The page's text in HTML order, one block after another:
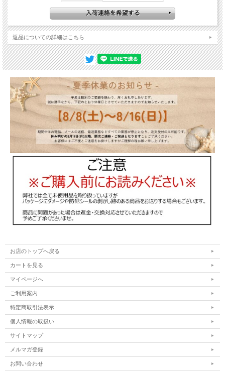
返品についての詳細はこちら
お店のトップへ戻る
カートを見る
マイページへ
ご利用案内
特定商取引法表示
個人情報の取扱い
サイトマップ
メルマガ登録
お問い合わせ